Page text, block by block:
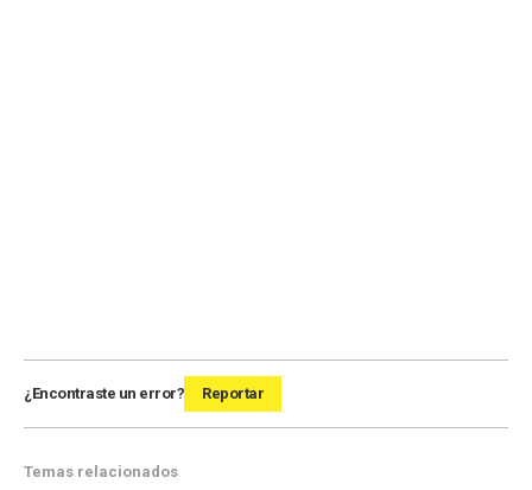
¿Encontraste un error? Reportar
Temas relacionados